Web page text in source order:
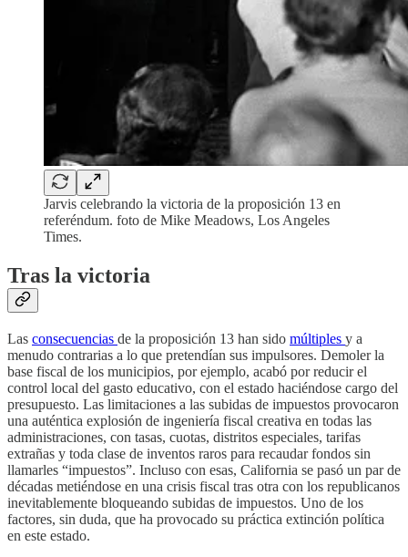
Jarvis celebrando la victoria de la proposición 13 en
referéndum. foto de Mike Meadows, Los Angeles
Times.
Tras la victoria
Las consecuencias de la proposición 13 han sido múltiples y a
menudo contrarias a lo que pretendían sus impulsores. Demoler la
base fiscal de los municipios, por ejemplo, acabó por reducir el
control local del gasto educativo, con el estado haciéndose cargo del
presupuesto. Las limitaciones a las subidas de impuestos provocaron
una auténtica explosión de ingeniería fiscal creativa en todas las
administraciones, con tasas, cuotas, distritos especiales, tarifas
extrañas y toda clase de inventos raros para recaudar fondos sin
llamarles “impuestos”. Incluso con esas, California se pasó un par de
décadas metiéndose en una crisis fiscal tras otra con los republicanos
inevitablemente bloqueando subidas de impuestos. Uno de los
factores, sin duda, que ha provocado su práctica extinción política
en este estado.